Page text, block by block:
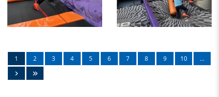
1 2 3 4 5 6 7 8 9 10 …